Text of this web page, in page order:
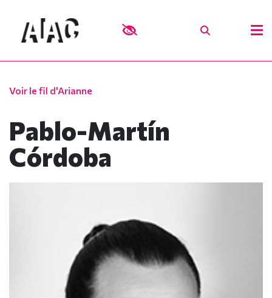
Voir le fil d'Arianne
Pablo-Martín
Córdoba